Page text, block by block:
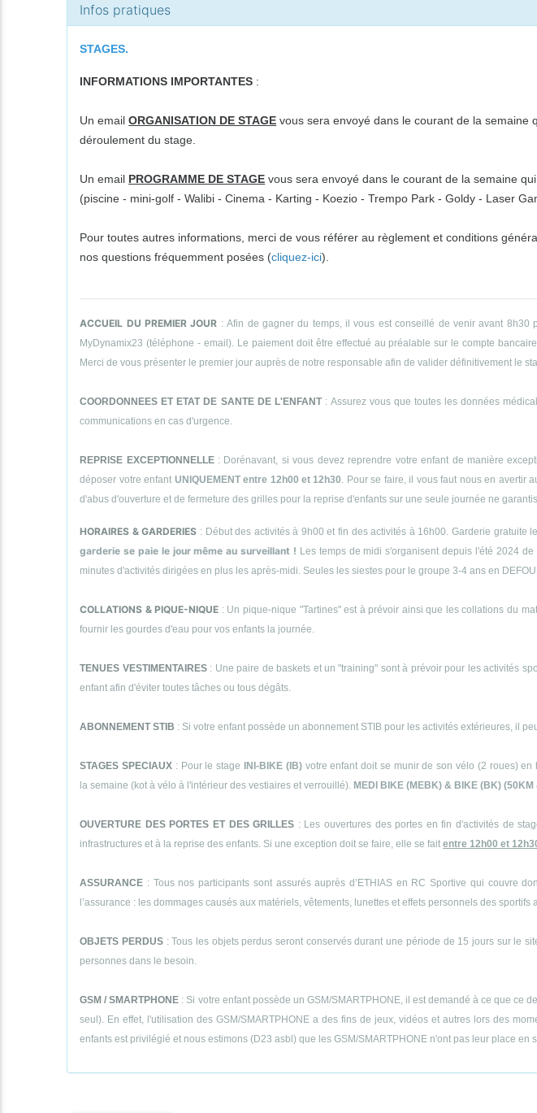
Infos pratiques
STAGES.
INFORMATIONS IMPORTANTES :
Un emailORGANISATION DE STAGE vous sera envoyé dans le courant de la semaine
déroulement du stage.
Un email PROGRAMME DE STAGE vous sera envoyé dans le courant de la semaine
(piscine - mini-golf - Walibi - Cinema - Karting - Koezio - Trempo Park - Goldy - Laser
Pour toutes autres informations, merci de vous référer au règlement et conditions
nos questions fréquemment posées (cliquez-ici).
ACCUEIL DU PREMIER JOUR : Afin de gagner du temps, il vous est conseillé de venir avant
MyDynamix23 (téléphone - email). Le paiement doit être effectué au préalable sur le compte
Merci de vous présenter le premier jour auprès de notre responsable afin de valider définitivement le
COORDONNEES ET ETAT DE SANTE DE L'ENFANT: Assurez vous que toutes les données
communications en cas d'urgence.
REPRISE EXCEPTIONNELLE: Dorénavant, si vous devez reprendre votre enfant de manière
déposer votre enfant UNIQUEMENT entre 12h00 et 12h30
. Pour se faire, il vous faut nous en
d'abus d'ouverture et de fermeture des grilles pour la reprise d'enfants sur une seule journée ne
HORAIRES & GARDERIES : Début des activités à 9h00 et fin des activités à 16h00. Garderie gratuite
garderie se paie le jour même au surveillant ! Les temps de midi s'organisent depuis l'été 2024
minutes d'activités dirigées en plus les après-midi. Seules les siestes pour le groupe 3-4 ans en
COLLATIONS & PIQUE-NIQUE : Un pique-nique "Tartines" est à prévoir ainsi que les collations du
fournir les gourdes d'eau pour vos enfants la journée.
TENUES VESTIMENTAIRES: Une paire de baskets et un "training" sont à prévoir pour les activités
enfant afin d'éviter toutes tâches ou tous dégâts.
ABONNEMENT STIB : Si votre enfant possède un abonnement STIB pour les activités extérieures, il
STAGES SPECIAUX: Pour le stage INI-BIKE (IB)votre enfant doit se munir de son vélo (2 roues)
la semaine (kot à vélo à l'intérieur des vestiaires et verrouillé). MEDI BIKE (MEBK) & BIKE (BK)
OUVERTURE DES PORTES ET DES GRILLES : Les ouvertures des portes en fin d'activités de
infrastructures et à la reprise des enfants. Si une exception doit se faire, elle se faitentre 12h00 et
ASSURANCE : Tous nos participants sont assurés auprès d’ETHIAS en RC Sportive qui couvre
l’assurance : les dommages causés aux matériels, vêtements, lunettes et effets personnels des
OBJETS PERDUS: Tous les objets perdus seront conservés durant une période de 15 jours sur le
personnes dans le besoin.
GSM / SMARTPHONE : Si votre enfant possède un GSM/SMARTPHONE, il est demandé à ce que ce
seul). En effet, l'utilisation des GSM/SMARTPHONE a des fins de jeux, vidéos et autres lors des
enfants est privilégié et nous estimons (D23 asbl) que les GSM/SMARTPHONE n'ont pas leur place